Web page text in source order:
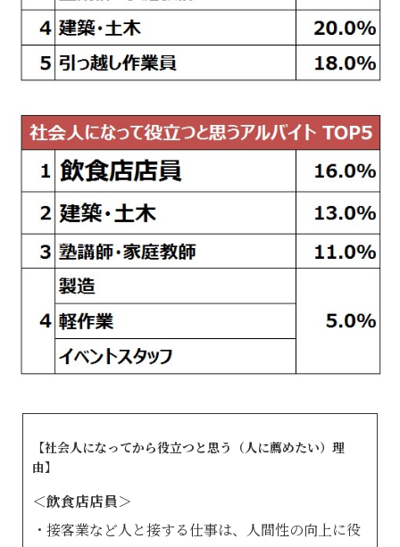
【社会人になってから役立つと思う（人に薦めたい）理
由】
＜飲食店店員＞
・接客業など人と接する仕事は、人間性の向上に役